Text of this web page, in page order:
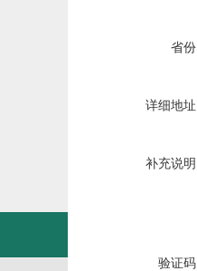
省
详细地
补充说
验证